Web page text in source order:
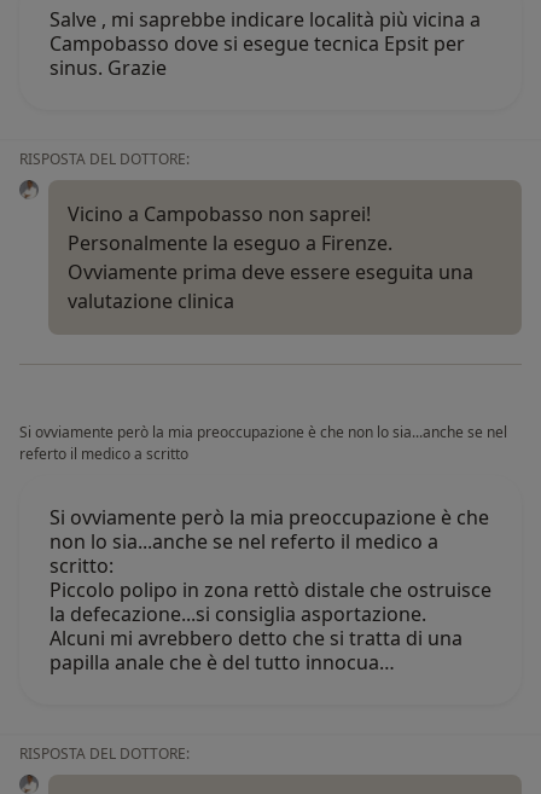
Salve , mi saprebbe indicare località più vicina a
Campobasso dove si esegue tecnica Epsit per
sinus. Grazie
RISPOSTA DEL DOTTORE:
Vicino a Campobasso non saprei!
Personalmente la eseguo a Firenze.
Ovviamente prima deve essere eseguita una
valutazione clinica
Si ovviamente però la mia preoccupazione è che non lo sia...anche se nel
referto il medico a scritto
Si ovviamente però la mia preoccupazione è che
non lo sia...anche se nel referto il medico a
scritto:
Piccolo polipo in zona rettò distale che ostruisce
la defecazione...si consiglia asportazione.
Alcuni mi avrebbero detto che si tratta di una
papilla anale che è del tutto innocua…
RISPOSTA DEL DOTTORE: